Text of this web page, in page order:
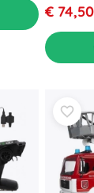
€ 74,50